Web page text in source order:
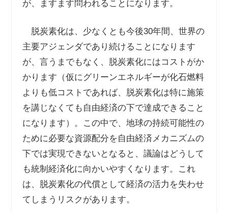
が、ますます問われることになります。
脱炭素化は、少なくとも今後30年間、世界の
主要アジェンダであり続けることになります
が、言うまでもなく、脱炭素化にはコストがか
かります（仮にグリーンエネルギーが化石燃料
よりも低コストであれば、脱炭素化は特に施策
を講じなくても自由経済の下で達成できること
になります）。この中で、地球の持続可能性の
ために必要な資源配分を自由経済メカニズムの
下では実現できないとなると、議論はどうして
も統制経済化に向かいやすくなります。これ
は、脱炭素化の代償として経済の活力を失わせ
てしまうリスクがあります。